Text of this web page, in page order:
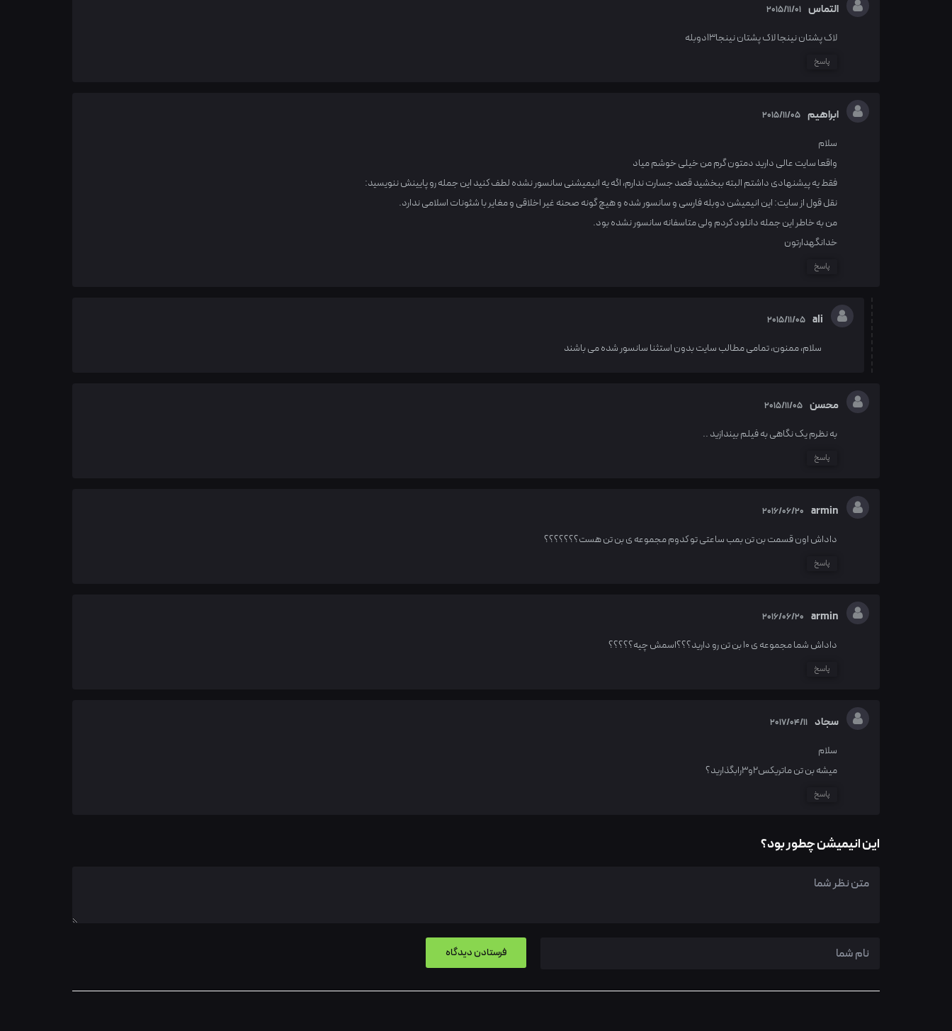
التماس 2015/11/01
لاک پشتان نینجا لاک پشتان نینجا13دوبله
پاسخ
ابراهیم 2015/11/05
سلام
واقعا سایت عالی دارید دمتون گرم من خیلی خوشم میاد
فقط یه پیشنهادی داشتم البته ببخشید قصد جسارت ندارم، اگه یه انیمیشنی سانسور نشده لطف کنید این جمله رو پایینش ننویسید:
نقل قول از سایت: این انیمیشن دوبله فارسی و سانسور شده و هیچ گونه صحنه غیر اخلاقی و مغایر با شئونات اسلامی ندارد.
من به خاطر این جمله دانلود کردم ولی متاسفانه سانسور نشده بود.
خدانگهدارتون
پاسخ
ali
2015/11/05
سلام، ممنون، تمامی مطالب سایت بدون استثنا سانسور شده می باشند
محسن 2015/11/05
به نظرم یک نگاهی به فیلم بیندازید ..
پاسخ
armin
2016/06/20
داداش اون قسمت بن تن بمب ساعتی تو کدوم مجموعه ی بن تن هست؟؟؟؟؟؟؟
پاسخ
armin
2016/06/20
داداش شما مجموعه ی 10 بن تن رو دارید؟؟؟اسمش چیه؟؟؟؟؟
پاسخ
سجاد 2017/04/11
سلام
میشه بن تن ماتریکس۲و۳رابگذارید؟
پاسخ
این انیمیشن چطور بود؟